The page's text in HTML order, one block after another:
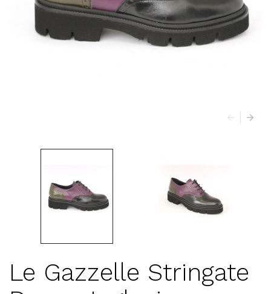
Le Gazzelle Stringate